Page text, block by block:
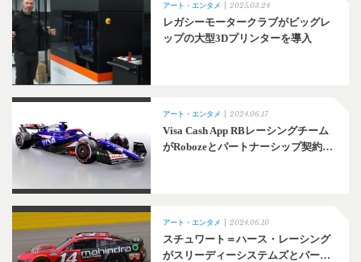
アート・エンタメ 2025.03.24
レガシーモータークラブがビッグレ
ップの大型3Dプリンターを導入
アート・エンタメ 2024.06.17
Visa Cash App RBレーシングチーム
がRobozeとパートナーシップ契約…
アート・エンタメ 2024.06.10
スチュワート＝ハース・レーシング
がスリーディーシステムズとパー…